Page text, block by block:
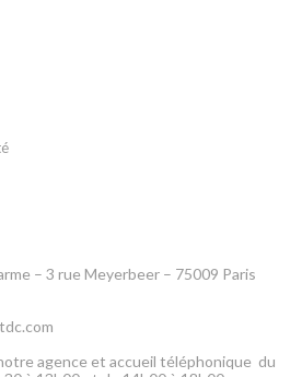
– 3 rue Meyerbeer – 75009 Paris
agence et accueil téléphonique du